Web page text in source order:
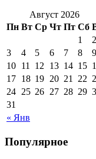
Август 2026
Пн Вт Ср Чт Пт Сб
« Янв
1
2
3
4 5 6 7 8
9
10 11 12 13 14 15
17 18 19 20 21 22
24 25 26 27 28 29
31
Популярное